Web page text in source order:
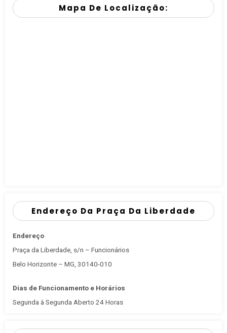
Mapa De Localização:
Endereço Da Praça Da Liberdade
Endereço
Praça da Liberdade, s/n – Funcionários
Belo Horizonte – MG, 30140-010
Dias de Funcionamento e Horários
Segunda à Segunda Aberto 24 Horas